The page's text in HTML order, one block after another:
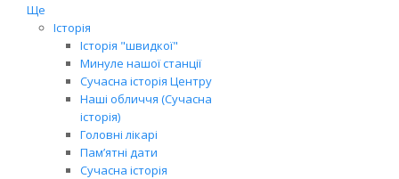
Ще
Історія
Історія "швидкої"
Минуле нашої станції
Сучасна історія Центру
Наші обличчя (Сучасна
історія)
Головні лікарі
Пам’ятні дати
Сучасна історія